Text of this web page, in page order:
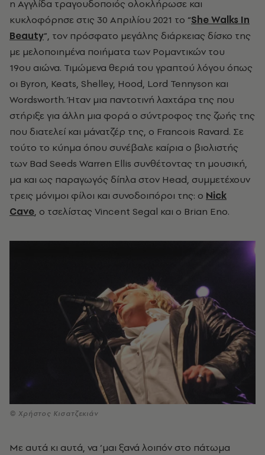
η Αγγλίδα τραγουδοποιός ολοκλήρωσε και
κυκλοφόρησε στις 30 Απριλίου 2021 το “She Walks In
Beauty”, τον πρόσφατο μεγάλης διάρκειας δίσκο της
με μελοποιημένα ποιήματα των Ρομαντικών του
19ου αιώνα. Τιμώμενα θεριά του γραπτού λόγου όπως
οι Byron, Keats, Shelley, Hood, Lord Tennyson και
Wordsworth. Ήταν μια παντοτινή λαχτάρα της που
στήριξε για άλλη μια φορά ο σύντροφος της ζωής της
που διατελεί και μάνατζέρ της, ο Francois Ravard. Σε
τούτο το κύημα όπου συνέβαλε καίρια ο βιολιστής
των Bad Seeds Warren Ellis συνθέτοντας τη μουσική,
μα και ως παραγωγός δίπλα στον Head, συμμετέχουν
τρεις μόνιμοι φίλοι και συνοδοιπόροι της: ο Nick
Cave, ο τσελίστας Vincent Segal και ο Brian Eno.
© Χρήστος Κισατζεκιάν
Με αυτά κι αυτά, να ‘μαι ξανά λοιπόν στο πάτωμα